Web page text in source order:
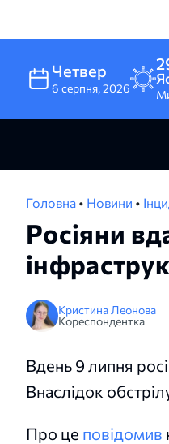
Четвер
6 серпня,2026
Головна • Новини •
Росіяни
Кристина Леонова
Кореспондентка
Вдень 9 липня
Внаслідок
Про це повідомив